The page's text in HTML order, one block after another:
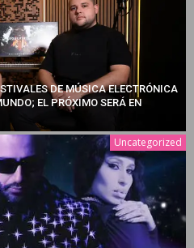
DE MÚSICA ELECTRÓNICA
EL PRÓXIMO SERÁ EN
Uncategorized